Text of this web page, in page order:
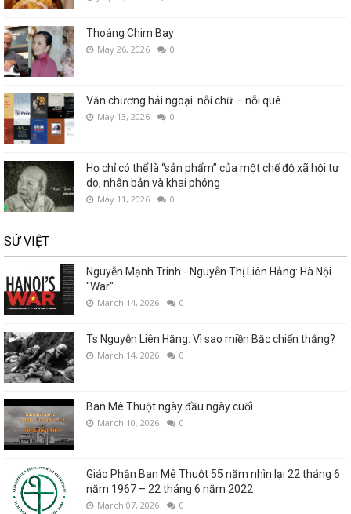
Thoáng Chim Bay
May 26, 2026 0
Văn chương hải ngoại: nỗi chữ – nỗi quê
May 13, 2026 0
Họ chỉ có thể là “sản phẩm” của một chế độ xã hội tự
do, nhân bản và khai phóng
May 11, 2026 0
SỬ VIỆT
Nguyễn Mạnh Trinh - Nguyễn Thị Liên Hằng: Hà Nội
"War"
March 14, 2026 0
Ts Nguyễn Liên Hằng: Vì sao miền Bắc chiến thắng?
March 14, 2026 0
Ban Mê Thuột ngày đầu ngày cuối
March 10, 2026 0
Giáo Phận Ban Mê Thuột 55 năm nhìn lại 22 tháng 6
năm 1967 – 22 tháng 6 năm 2022
March 07, 2026 0